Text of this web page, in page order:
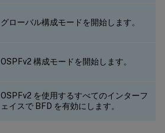
グローバル構成モードを開始します。
OSPFv2 構成モードを開始します。
OSPFv2 を使用するすべてのインターフ
ェイスで BFD を有効にします。